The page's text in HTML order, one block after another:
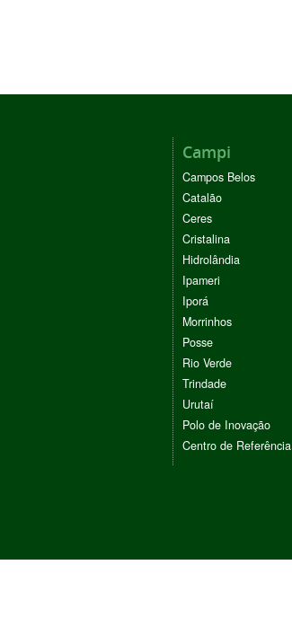
Campi
Campos Belos
Catalão
Ceres
Cristalina
Hidrolândia
Ipameri
Iporá
Morrinhos
Posse
Rio Verde
Trindade
Urutaí
Polo de Inovação
Centro de Referência